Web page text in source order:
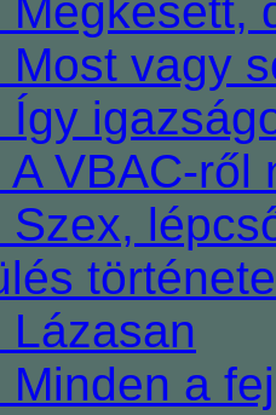
Megkésett,
Most vagy
Így
VBAC-
Szex,
Lázasan
Minden a